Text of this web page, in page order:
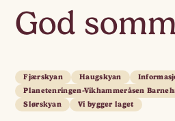
God
Fjærskyan Haugskyan
Planetenringen-Vikhammeråsen
Slørskyan
Vi bygger laget